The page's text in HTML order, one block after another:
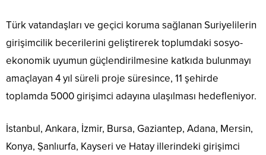
Türk vatandaşları ve geçici koruma sağlanan Suriyelilerin
girişimcilik becerilerini geliştirerek toplumdaki sosyo-
ekonomik uyumun güçlendirilmesine katkıda bulunmayı
amaçlayan 4 yıl süreli proje süresince, 11 şehirde
toplamda 5000 girişimci adayına ulaşılması hedefleniyor.
İstanbul, Ankara, İzmir, Bursa, Gaziantep, Adana, Mersin,
Konya, Şanlıurfa, Kayseri ve Hatay illerindeki girişimci